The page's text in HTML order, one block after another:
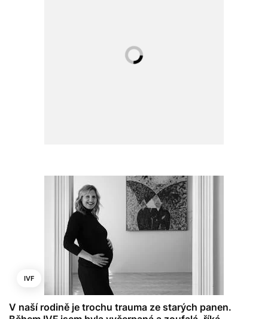
IVF
V naší rodině je trochu trauma ze starých panen.